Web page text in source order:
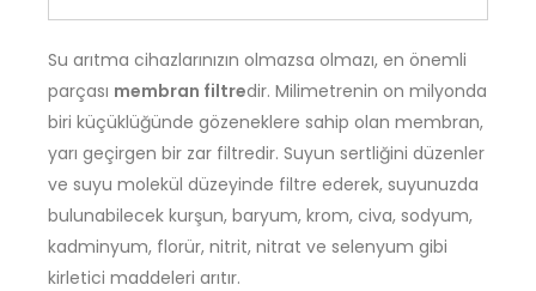
Su arıtma cihazlarınızın olmazsa olmazı, en önemli
parçası membran filtredir. Milimetrenin on milyonda
biri küçüklüğünde gözeneklere sahip olan membran,
yarı geçirgen bir zar filtredir. Suyun sertliğini düzenler
ve suyu molekül düzeyinde filtre ederek, suyunuzda
bulunabilecek kurşun, baryum, krom, civa, sodyum,
kadminyum, florür, nitrit, nitrat ve selenyum gibi
kirletici maddeleri arıtır.